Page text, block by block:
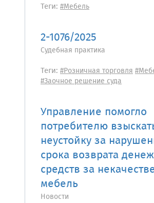
Теги: #Мебель
2-1076/2025
Судебная практика
Теги: #Розничная торговля
#Заочное решение суда
Управление помогло
потребителю
неустойку за
срока возврата
средств за
мебель
Новости